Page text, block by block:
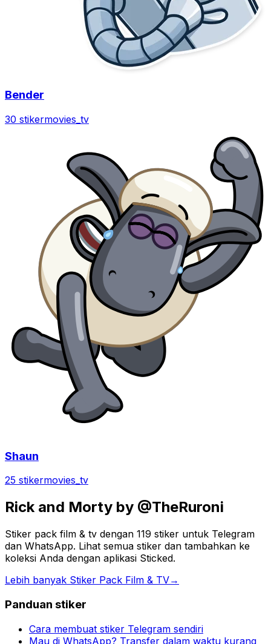
Bender
30 stikermovies_tv
Shaun
25 stikermovies_tv
Rick and Morty by @TheRuroni
Stiker pack film & tv dengan 119 stiker untuk Telegram
dan WhatsApp. Lihat semua stiker dan tambahkan ke
koleksi Anda dengan aplikasi Sticked.
Lebih banyak Stiker Pack Film & TV→
Panduan stiker
Cara membuat stiker Telegram sendiri
Mau di WhatsApp? Transfer dalam waktu kurang